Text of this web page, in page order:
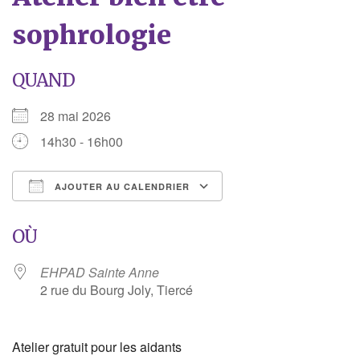
sophrologie
QUAND
28 mai 2026
14h30 - 16h00
AJOUTER AU CALENDRIER
OÙ
EHPAD Sainte Anne
2 rue du Bourg Joly, Tiercé
Atelier gratuit pour les aidants